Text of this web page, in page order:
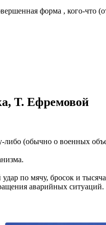
заказываем
встреча
проживание.
РФ!
нашем профиле.
комплектовщик,
помочь в
форма , кого-что
Т. Ефремовой
либо (обычно о военных
по мячу, бросок и
аварийных ситуаций.